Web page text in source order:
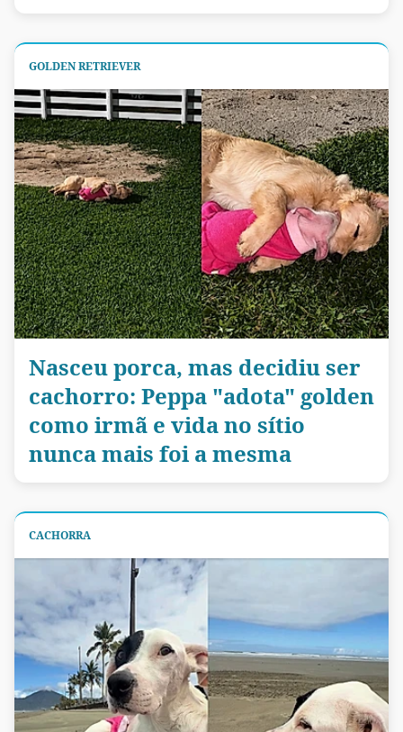
GOLDEN RETRIEVER
Nasceu porca, mas decidiu ser
cachorro: Peppa "adota" golden
como irmã e vida no sítio
nunca mais foi a mesma
CACHORRA